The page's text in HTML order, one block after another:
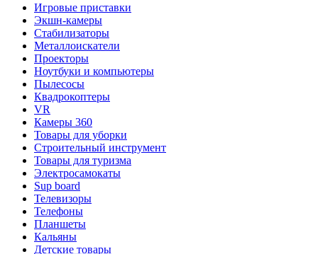
Игровые приставки
Экшн-камеры
Стабилизаторы
Металлоискатели
Проекторы
Ноутбуки и компьютеры
Пылесосы
Квадрокоптеры
VR
Камеры 360
Товары для уборки
Строительный инструмент
Товары для туризма
Электросамокаты
Sup board
Телевизоры
Телефоны
Планшеты
Кальяны
Детские товары